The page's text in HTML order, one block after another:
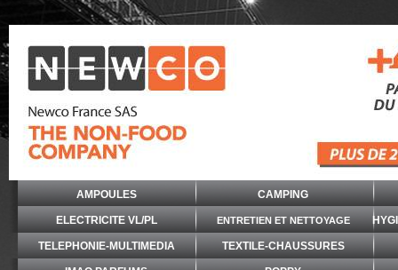
AMPOULES CAMPING
ELECTRICITE VL/PL ENTRETIEN ET NETTOYAGE
TELEPHONIE-MULTIMEDIA TEXTILE-CHAUSSURES